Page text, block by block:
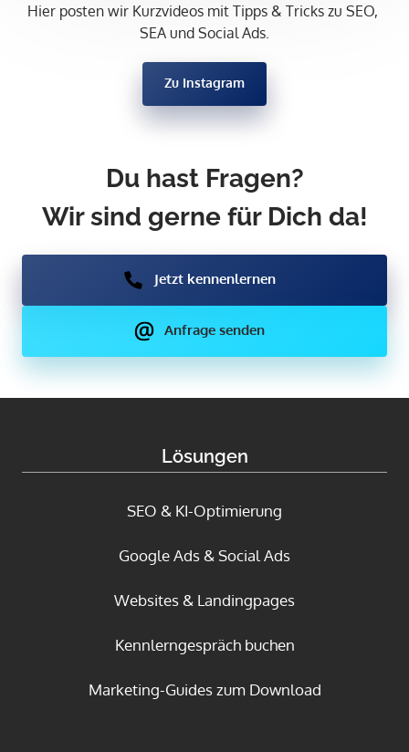
Hier posten wir Kurzvideos mit Tipps & Tricks zu SEO,
SEA und Social Ads.
Zu Instagram
Du hast Fragen?
Wir sind gerne für Dich da!
Jetzt kennenlernen
Anfrage senden
Lösungen
SEO & KI-Optimierung
Google Ads & Social Ads
Websites & Landingpages
Kennlerngespräch buchen
Marketing-Guides zum Download